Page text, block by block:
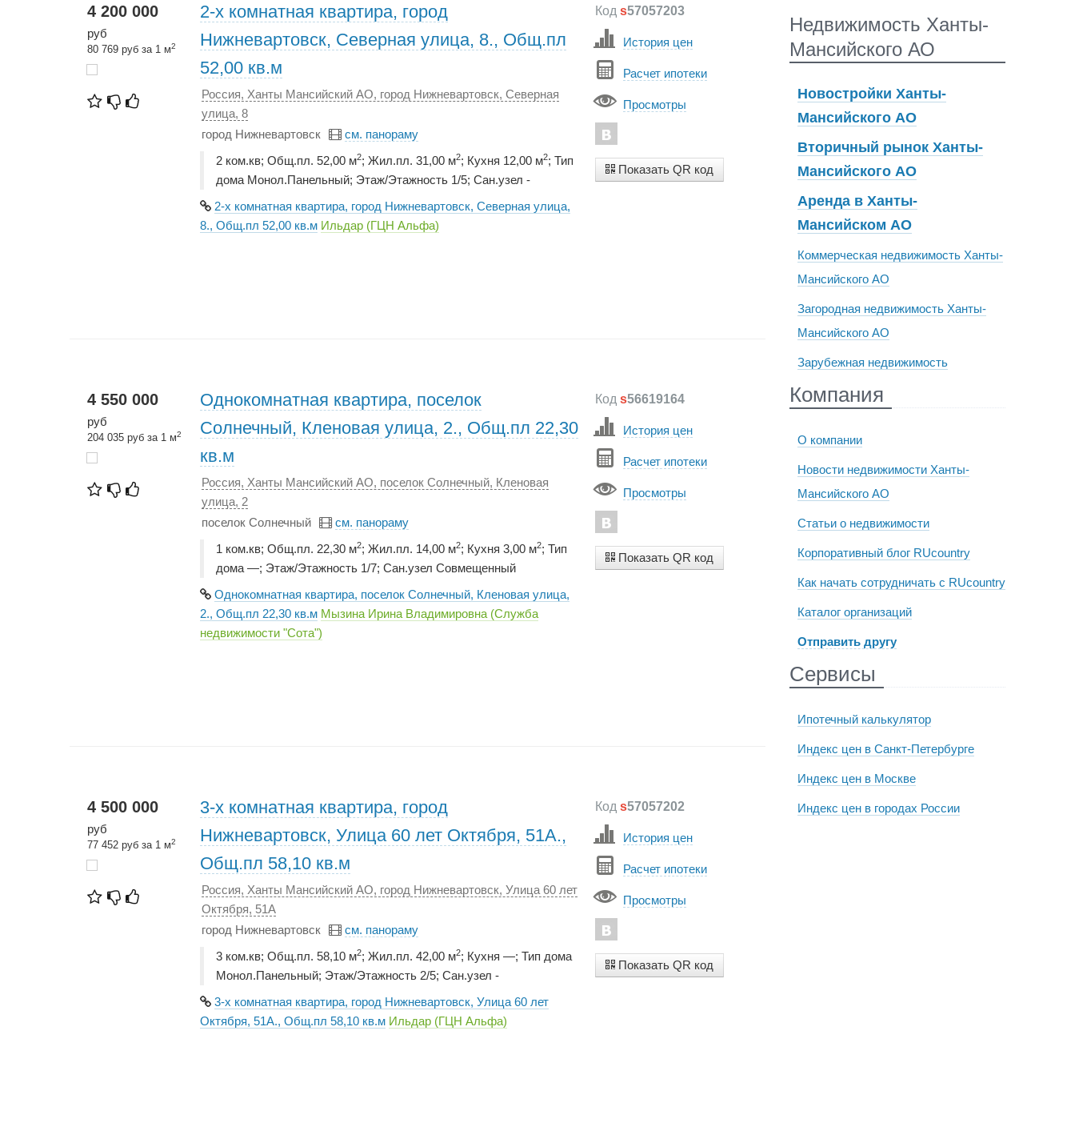
4 200 000
руб
80 769 руб за 1 м2
2-х комнатная квартира, город
Нижневартовск, Северная улица, 8., Общ.пл
52,00 кв.м
Россия, Ханты Мансийский АО, город Нижневартовск, Северная
улица, 8
город Нижневартовск
см. панораму
2 ком.кв; Общ.пл. 52,00 м2; Жил.пл. 31,00 м2; Кухня 12,00 м2; Тип
дома Монол.Панельный; Этаж/Этажность 1/5; Сан.узел -
2-х комнатная квартира, город Нижневартовск, Северная улица,
8., Общ.пл 52,00 кв.м Ильдар (ГЦН Альфа)
Кодs57057203
История цен
Расчет ипотеки
Просмотры
Показать QR код
4 550 000
руб
204 035 руб за 1 м2
Однокомнатная квартира, поселок
Солнечный, Кленовая улица, 2., Общ.пл 22,30
кв.м
Россия, Ханты Мансийский АО, поселок Солнечный, Кленовая
улица, 2
поселок Солнечный
см. панораму
1 ком.кв; Общ.пл. 22,30 м2; Жил.пл. 14,00 м2; Кухня 3,00 м2; Тип
дома —; Этаж/Этажность 1/7; Сан.узел Совмещенный
Однокомнатная квартира, поселок Солнечный, Кленовая улица,
2., Общ.пл 22,30 кв.м Мызина Ирина Владимировна (Служба
недвижимости "Сота")
Кодs56619164
История цен
Расчет ипотеки
Просмотры
Показать QR код
4 500 000
руб
77 452 руб за 1 м2
3-х комнатная квартира, город
Нижневартовск, Улица 60 лет Октября, 51А.,
Общ.пл 58,10 кв.м
Россия, Ханты Мансийский АО, город Нижневартовск, Улица 60 лет
Октября, 51А
город Нижневартовск
см. панораму
3 ком.кв; Общ.пл. 58,10 м2; Жил.пл. 42,00 м2; Кухня —; Тип дома
Монол.Панельный; Этаж/Этажность 2/5; Сан.узел -
3-х комнатная квартира, город Нижневартовск, Улица 60 лет
Октября, 51А., Общ.пл 58,10 кв.м Ильдар (ГЦН Альфа)
Кодs57057202
История цен
Расчет ипотеки
Просмотры
Показать QR код
Недвижимость Ханты-
Мансийского АО
Новостройки Ханты-
Мансийского АО
Вторичный рынок Ханты-
Мансийского АО
Аренда в Ханты-
Мансийском АО
Коммерческая недвижимость Ханты-
Мансийского АО
Загородная недвижимость Ханты-
Мансийского АО
Зарубежная недвижимость
Компания
О компании
Новости недвижимости Ханты-
Мансийского АО
Статьи о недвижимости
Корпоративный блог RUcountry
Как начать сотрудничать с RUcountry
Каталог организаций
Отправить другу
Сервисы
Ипотечный калькулятор
Индекс цен в Санкт-Петербурге
Индекс цен в Москве
Индекс цен в городах России